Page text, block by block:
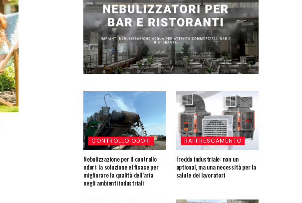
CONTROLLO ODORI
Nebulizzazione per il controllo
odori: la soluzione efficace per
migliorare la qualità dell’aria
negli ambienti industriali
RAFFRESCAMENTO
Freddo industriale: non un
optional, ma una necessità per la
salute dei lavoratori